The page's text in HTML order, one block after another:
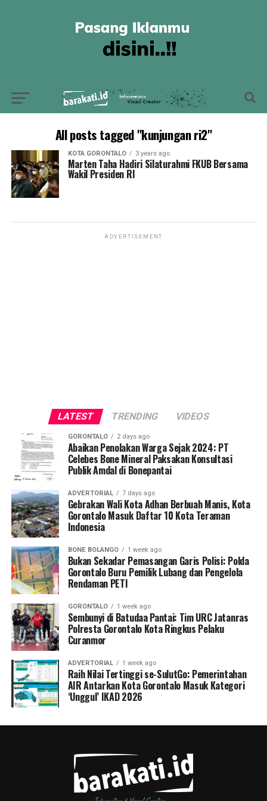
All posts tagged "kunjungan ri2"
KOTA GORONTALO 3 years ago
Marten Taha Hadiri Silaturahmi FKUB Bersama
Wakil Presiden RI
ADVERTISEMENT
LATEST TRENDING VIDEOS
GORONTALO 2 days ago
Abaikan Penolakan Warga Sejak 2024: PT
Celebes Bone Mineral Paksakan Konsultasi
Publik Amdal di Bonepantai
ADVERTORIAL 7 days ago
Gebrakan Wali Kota Adhan Berbuah Manis, Kota
Gorontalo Masuk Daftar 10 Kota Teraman
Indonesia
BONE BOLANGO 1 week ago
Bukan Sekadar Pemasangan Garis Polisi: Polda
Gorontalo Buru Pemilik Lubang dan Pengelola
Rendaman PETI
GORONTALO 1 week ago
Sembunyi di Batudaa Pantai: Tim URC Jatanras
Polresta Gorontalo Kota Ringkus Pelaku
Curanmor
ADVERTORIAL 1 week ago
Raih Nilai Tertinggi se-SulutGo: Pemerintahan
AIR Antarkan Kota Gorontalo Masuk Kategori
‘Unggul’ IKAD 2026